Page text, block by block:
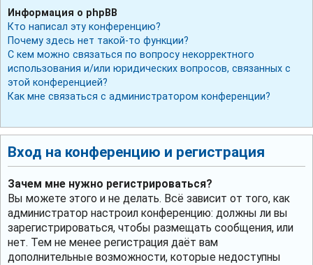
Информация о phpBB
Кто написал эту конференцию?
Почему здесь нет такой-то функции?
С кем можно связаться по вопросу некорректного
использования и/или юридических вопросов, связанных с
этой конференцией?
Как мне связаться с администратором конференции?
Вход на конференцию и регистрация
Зачем мне нужно регистрироваться?
Вы можете этого и не делать. Всё зависит от того, как
администратор настроил конференцию: должны ли вы
зарегистрироваться, чтобы размещать сообщения, или
нет. Тем не менее регистрация даёт вам
дополнительные возможности, которые недоступны